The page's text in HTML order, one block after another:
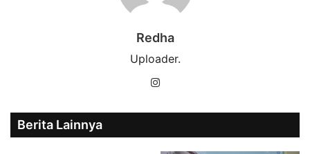
Redha
Uploader.
Instagram
Berita Lainnya